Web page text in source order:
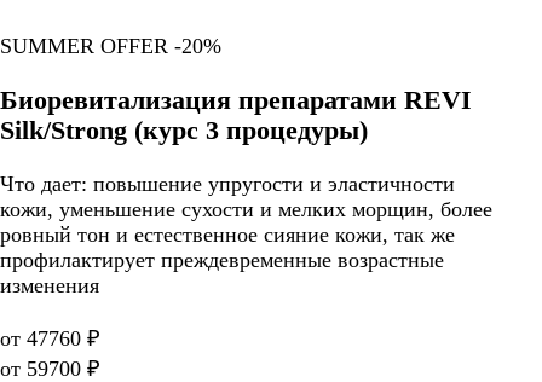
SUMMER OFFER -20%
Биоревитализация препаратами REVI
Silk/Strong (курс 3 процедуры)
Что дает: повышение упругости и эластичности
кожи, уменьшение сухости и мелких морщин, более
ровный тон и естественное сияние кожи, так же
профилактирует преждевременные возрастные
изменения
от 47760 ₽
от 59700 ₽